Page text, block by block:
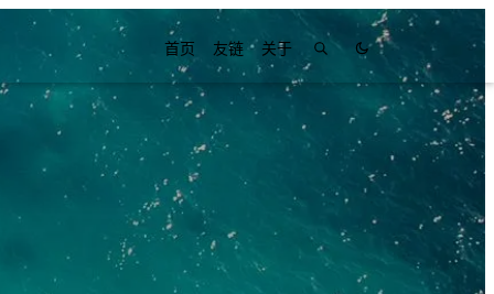
首页 友链 关于